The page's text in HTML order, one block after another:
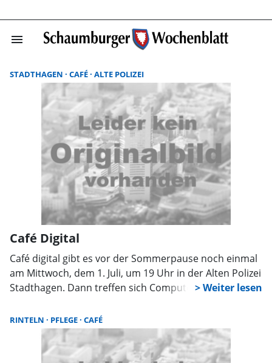
menu
STADTHAGEN CAFÉ ALTE POLIZEI
Café Digital
Café digital gibt es vor der Sommerpause noch einmal
am Mittwoch, dem 1. Juli, um 19 Uhr in der Alten Polizei
Stadthagen. Dann treffen sich Computerfreaks und
Austausch, Beratung und Diskussion. Alle
Interessenten sind willkommen.
RINTELN PFLEGE CAFÉ